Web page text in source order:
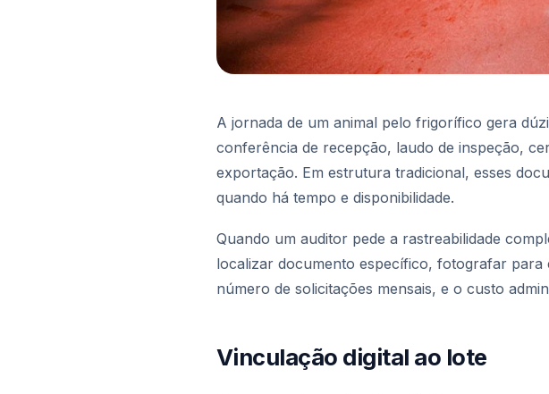
A jornada de um animal pelo frigorífico gera
conferência de recepção, laudo de inspeção,
exportação. Em estrutura tradicional, esses
quando há tempo e disponibilidade.
Quando um auditor pede a rastreabilidade
localizar documento específico, fotografar
número de solicitações mensais, e o custo
Vinculação digital ao lote